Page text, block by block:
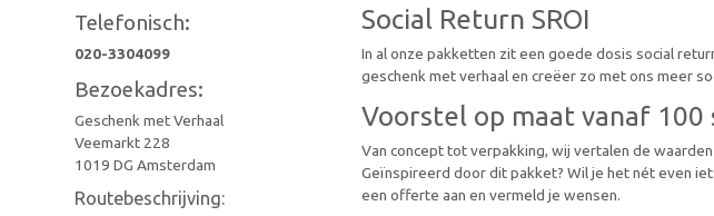
Social Return SROI
In al onze pakketten zit een goede dosis social
geschenk met verhaal en creëer zo met ons meer
Voorstel op maat vanaf 100
Van concept tot verpakking, wij vertalen de
Geïnspireerd door dit pakket? Wil je het nét even
een offerte aan en vermeld je wensen.
Telefonisch:
020-3304099
Bezoekadres:
Geschenk met Verhaal
Veemarkt 228
1019 DG Amsterdam
Routebeschrijving: